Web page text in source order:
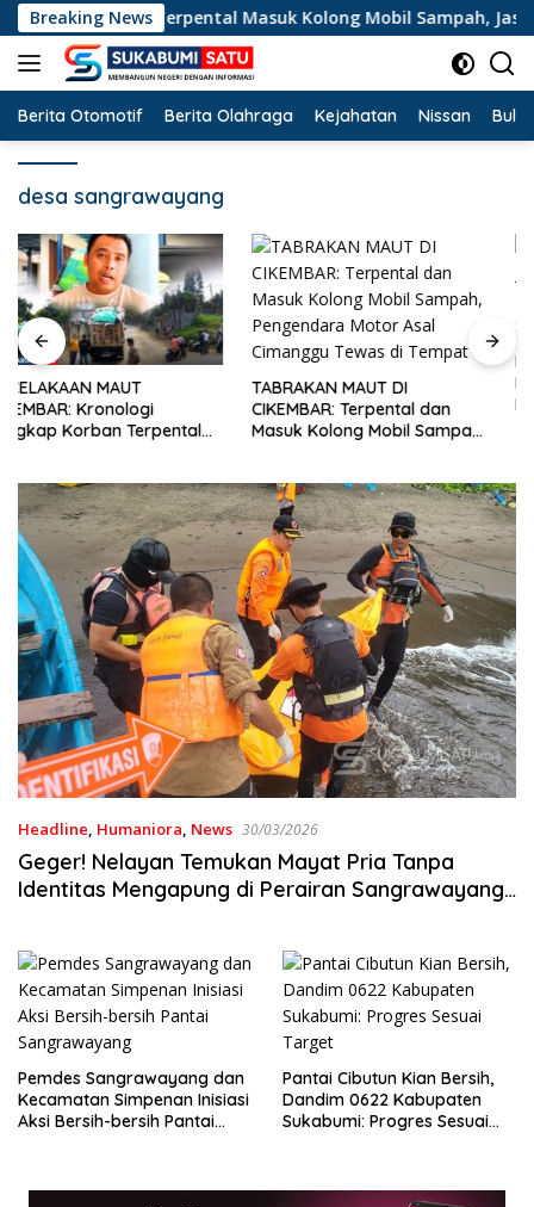
Langsung
ke
konten
Breaking News
Korban Terpental Masuk Kolong Mobil Sampah, Jasad
Berita Otomotif Berita Olahraga Kejahatan Nissan
desa sangrawayang
TABRAKAN MAUT DI
CIKEMBAR: Terpental dan
Masuk Kolong Mobil Sampah,
HUT ke-28 IJTI: Serukan Jaga
Marwah Jurnalisme TV di Era
Disrupsi, Pimpinan Sukabumi
Satu Beri Apresiasi
Headline, Humaniora, News 30/03/2026
Geger! Nelayan Temukan Mayat Pria Tanpa
Identitas Mengapung di Perairan Sangrawayang
Pemdes Sangrawayang dan
Kecamatan Simpenan Inisiasi
Aksi Bersih-bersih Pantai
Pantai Cibutun Kian Bersih,
Dandim 0622 Kabupaten
Sukabumi: Progres Sesuai